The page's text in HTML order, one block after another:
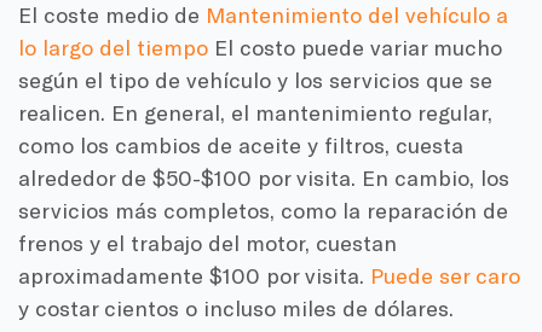
El coste medio de Mantenimiento del vehículo a
lo largo del tiempo El costo puede variar mucho
según el tipo de vehículo y los servicios que se
realicen. En general, el mantenimiento regular,
como los cambios de aceite y filtros, cuesta
alrededor de $50-$100 por visita. En cambio, los
servicios más completos, como la reparación de
frenos y el trabajo del motor, cuestan
aproximadamente $100 por visita. Puede ser caro
y costar cientos o incluso miles de dólares.